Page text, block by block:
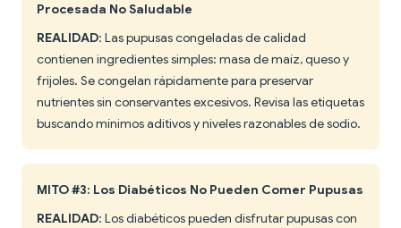
Procesada No Saludable
REALIDAD: Las pupusas congeladas de calidad
contienen ingredientes simples: masa de maíz, queso y
frijoles. Se congelan rápidamente para preservar
nutrientes sin conservantes excesivos. Revisa las etiquetas
buscando mínimos aditivos y niveles razonables de sodio.
MITO #3: Los Diabéticos No Pueden Comer Pupusas
REALIDAD: Los diabéticos pueden disfrutar pupusas con